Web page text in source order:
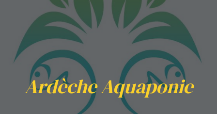
Ardèche Aquaponie